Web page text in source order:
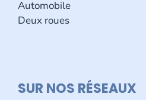
Automobile
Deux roues
SUR NOS RÉSEAUX